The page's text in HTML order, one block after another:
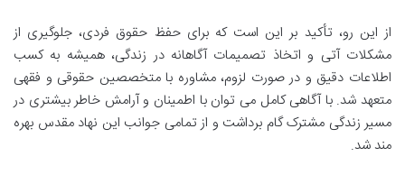
از این رو، تأکید بر این است که برای حفظ حقوق فردی، جلوگیری از
مشکلات آتی و اتخاذ تصمیمات آگاهانه در زندگی، همیشه به کسب
اطلاعات دقیق و در صورت لزوم، مشاوره با متخصصین حقوقی و فقهی
متعهد شد. با آگاهی کامل می توان با اطمینان و آرامش خاطر بیشتری در
مسیر زندگی مشترک گام برداشت و از تمامی جوانب این نهاد مقدس بهره
مند شد.